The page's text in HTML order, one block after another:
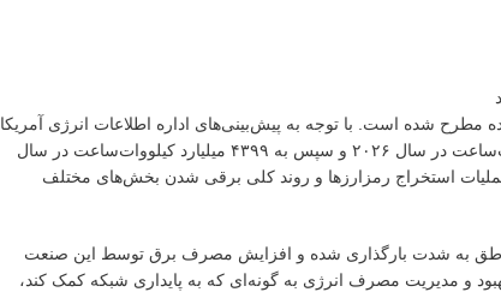
شده است. با توجه به پیش‌بینی‌های اداره اطلاعات انرژی آمریکا
(EIA)، مصرف برق این کشور از ۴۱۹۵ میلیارد کیلووات‌ساعت در سال ۲۰۲۵ به ۴۲۶۹ میلیارد کیلووات‌ساعت در سال ۲۰۲۶ و سپس به ۴۳۹۹ میلیارد کیلووات‌ساعت در سال
استخراج رمزارزها و روند کلی برقی شدن بخش‌های مختلف
به شدت بارگذاری شده و افزایش مصرف برق توسط این صنعت
کند. بنابراین، ماینرها باید تا سال ۲۰۲۷ توانایی خود را در بهبود و مدیریت مصرف انرژی به گونه‌ای که به پایداری شبکه کمک کند،